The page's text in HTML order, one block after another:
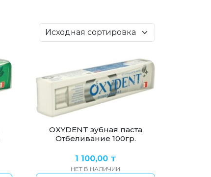
OXYDENT зубная паста
Отбеливание 100гр.
1 100,00 ₸
НЕТ В НАЛИЧИИ